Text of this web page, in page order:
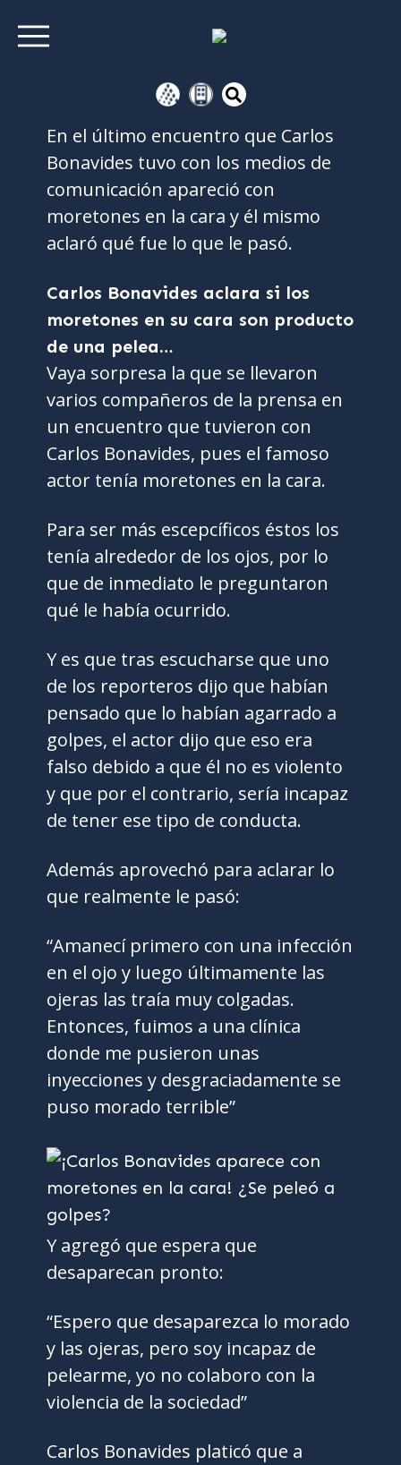
En el último encuentro que Carlos
Bonavides tuvo con los medios de
comunicación apareció con
moretones en la cara y él mismo
aclaró qué fue lo que le pasó.
Carlos Bonavides aclara si los
moretones en su cara son producto
de una pelea…
Vaya sorpresa la que se llevaron
varios compañeros de la prensa en
un encuentro que tuvieron con
Carlos Bonavides, pues el famoso
actor tenía moretones en la cara.
Para ser más escepcíficos éstos los
tenía alrededor de los ojos, por lo
que de inmediato le preguntaron
qué le había ocurrido.
Y es que tras escucharse que uno
de los reporteros dijo que habían
pensado que lo habían agarrado a
golpes, el actor dijo que eso era
falso debido a que él no es violento
y que por el contrario, sería incapaz
de tener ese tipo de conducta.
Además aprovechó para aclarar lo
que realmente le pasó:
“Amanecí primero con una infección
en el ojo y luego últimamente las
ojeras las traía muy colgadas.
Entonces, fuimos a una clínica
donde me pusieron unas
inyecciones y desgraciadamente se
puso morado terrible”
Y agregó que espera que
desaparecan pronto:
“Espero que desaparezca lo morado
y las ojeras, pero soy incapaz de
pelearme, yo no colaboro con la
violencia de la sociedad”
Carlos Bonavides platicó que a